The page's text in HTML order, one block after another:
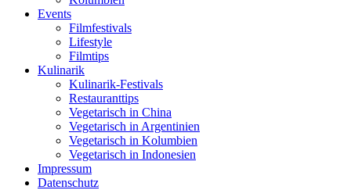
Events
Filmfestivals
Lifestyle
Filmtips
Kulinarik
Kulinarik-Festivals
Restauranttips
Vegetarisch in China
Vegetarisch in Argentinien
Vegetarisch in Kolumbien
Vegetarisch in Indonesien
Impressum
Datenschutz